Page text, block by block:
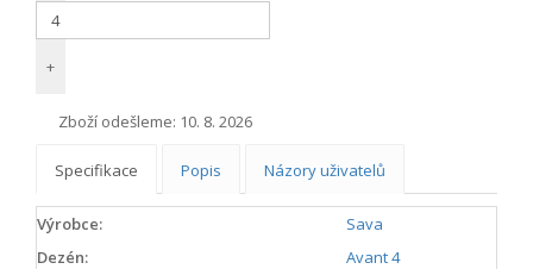
+
Zboží odešleme: 10. 8. 2026
Specifikace Popis Názory uživatelů
Výrobce:
Sava
Dezén:
Avant 4